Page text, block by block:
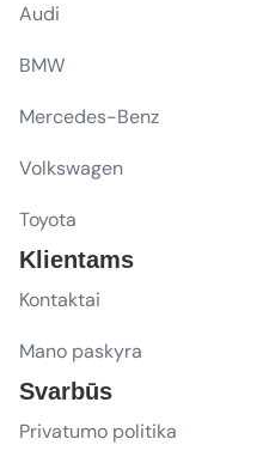
Audi
BMW
Mercedes-Benz
Volkswagen
Toyota
Klientams
Kontaktai
Mano paskyra
Svarbūs
Privatumo politika